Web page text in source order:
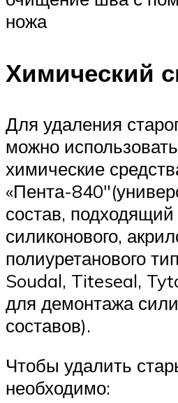
ножа
Химический
Для удаления
можно
химические
«Пента-
состав,
силиконового,
полиуретанового
Soudal, Titeseal,
для демонтажа
составов).
Чтобы удалить
необходимо: